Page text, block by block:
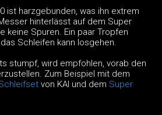
ist harzgebunden, was ihn extrem
hinterlässt auf dem Super
keine Spuren. Ein paar Tropfen
Schleifen kann losgehen.
stumpf, wird empfohlen, vorab den
Zum Beispiel mit dem
von KAI und dem Super